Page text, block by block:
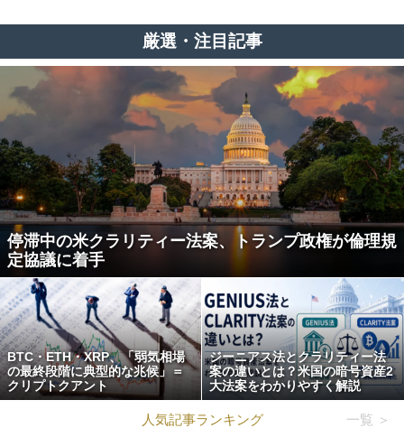
厳選・注目記事
停滞中の米クラリティー法案、トランプ政権が倫理規
定協議に着手
BTC・ETH・XRP、「弱気相場
の最終段階に典型的な兆候」＝
クリプトクアント
ジーニアス法とクラリティー法
案の違いとは？米国の暗号資産2
大法案をわかりやすく解説
人気記事ランキング 一覧 ＞